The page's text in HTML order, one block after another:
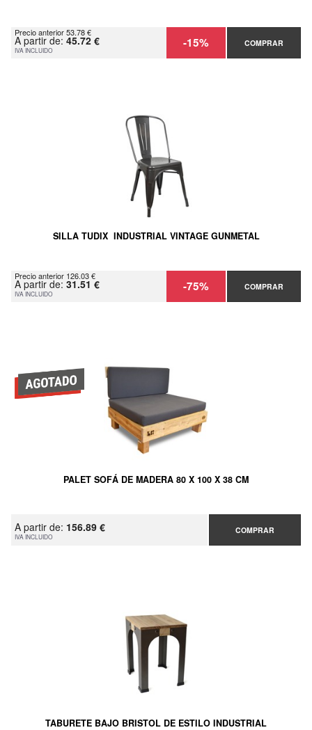
Precio anterior 53.78 €
A partir de: 45.72 €
IVA INCLUIDO -15% COMPRAR
SILLA TUDIX INDUSTRIAL VINTAGE GUNMETAL
Precio anterior 126.03 €
A partir de: 31.51 €
IVA INCLUIDO -75% COMPRAR
PALET SOFÁ DE MADERA 80 X 100 X 38 CM
A partir de: 156.89 €
IVA INCLUIDO
COMPRAR
TABURETE BAJO BRISTOL DE ESTILO INDUSTRIAL